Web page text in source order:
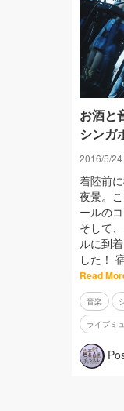
お酒と
シンガ
2016/5/24
着陸前
夜景。
ールの
そして
ルに到
した！
Read
音楽
ライブミ